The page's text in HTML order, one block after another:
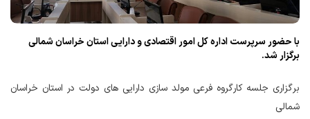
با حضور سرپرست اداره کل امور اقتصادی و دارایی استان خراسان شمالی
برگزار شد.
برگزاری جلسه کارگروه فرعی مولد سازی دارایی های دولت در استان خراسان
شمالی